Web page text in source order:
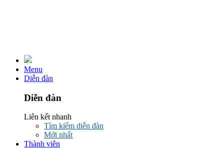
Menu
Diễn đàn
Diễn đàn
Liên kết nhanh
Tìm kiếm diễn đàn
Mới nhất
Thành viên